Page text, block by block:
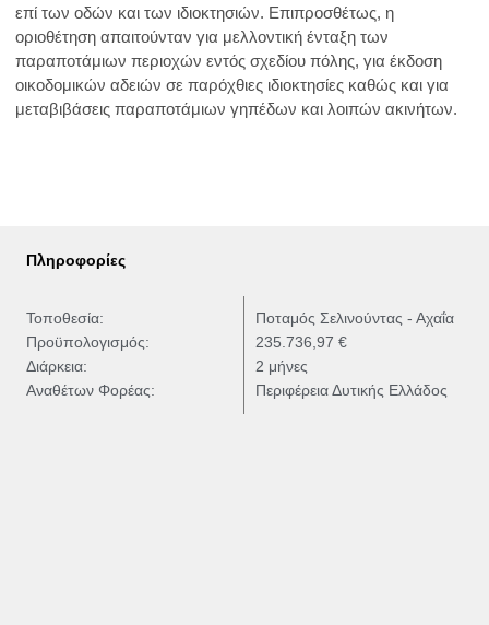
επί των οδών και των ιδιοκτησιών. Επιπροσθέτως, η
οριοθέτηση απαιτούνταν για μελλοντική ένταξη των
παραποτάμιων περιοχών εντός σχεδίου πόλης, για έκδοση
οικοδομικών αδειών σε παρόχθιες ιδιοκτησίες καθώς και για
μεταβιβάσεις παραποτάμιων γηπέδων και λοιπών ακινήτων.
Πληροφορίες
Τοποθεσία:
Προϋπολογισμός:
Διάρκεια:
Αναθέτων Φορέας:
Ποταμός Σελινούντας - Αχαΐα
235.736,97 €
2 μήνες
Περιφέρεια Δυτικής Ελλάδος